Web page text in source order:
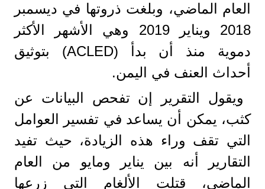
العام الماضي، وبلغت ذروتها في ديسمبر
2018 ويناير 2019 وهي الأشهر الأكثر
دموية منذ أن بدأ (ACLED) بتوثيق
أحداث العنف في اليمن.
ويقول التقرير إن تفحص البيانات عن
كثب، يمكن أن يساعد في تفسير العوامل
التي تقف وراء هذه الزيادة، حيث تفيد
التقارير أنه بين يناير ومايو من العام
الماضي، قتلت الألغام التي زرعها